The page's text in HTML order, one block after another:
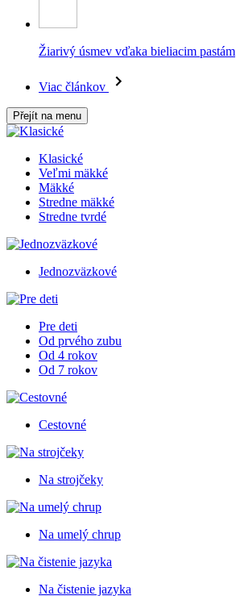
Žiarivý úsmev vďaka bieliacim pastám
Viac článkov
Přejít na menu
Klasické
Veľmi mäkké
Mäkké
Stredne mäkké
Stredne tvrdé
Jednozväzkové
Pre deti
Od prvého zubu
Od 4 rokov
Od 7 rokov
Cestovné
Na strojčeky
Na umelý chrup
Na čistenie jazyka